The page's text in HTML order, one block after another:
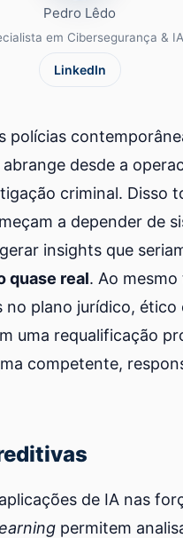
Pedro Lêdo
em Cibersegurança & IA
LinkedIn
polícias
abrange desde a
criminal. Disso
a depender de
insights que
quase real. Ao
plano jurídico,
uma requalificação
competente,
de IA nas
permitem